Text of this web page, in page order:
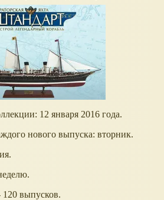
12 января 2016 года.
нового выпуска: вторник.
выпусков.